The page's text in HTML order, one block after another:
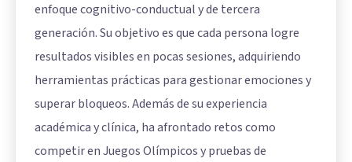
enfoque cognitivo-conductual y de tercera
generación. Su objetivo es que cada persona logre
resultados visibles en pocas sesiones, adquiriendo
herramientas prácticas para gestionar emociones y
superar bloqueos. Además de su experiencia
académica y clínica, ha afrontado retos como
competir en Juegos Olímpicos y pruebas de